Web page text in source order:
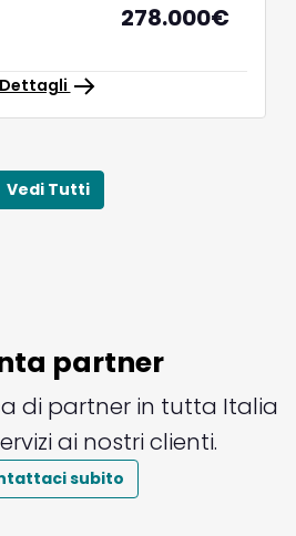
278.000€
Dettagli
Vedi Tutti
partner
di partner in tutta Italia
ai nostri clienti.
subito